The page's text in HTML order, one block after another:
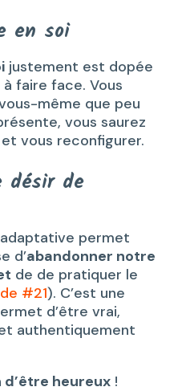
en soi
justement est dopée
faire face. Vous
même que peu
vous saurez
vous reconfigurer.
désir de
adaptative permet
d’abandonner notre
de de pratiquer le
#21). C’est une
d’être vrai,
authentiquement
d’être heureux!